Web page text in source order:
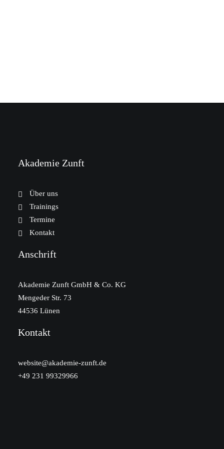
Akademie Zunft
Über uns
Trainings
Termine
Kontakt
Anschrift
Akademie Zunft GmbH & Co. KG
Mengeder Str. 73
44536 Lünen
Kontakt
website@akademie-zunft.de
+49 231 99329966